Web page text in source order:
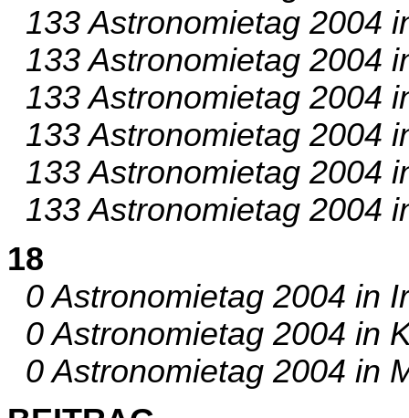
133 Astronomietag 2004
133 Astronomietag 2004
133 Astronomietag 2004
133 Astronomietag 2004
133 Astronomietag 2004
133 Astronomietag 2004
18
0 Astronomietag 2004 in
0 Astronomietag 2004 in
0 Astronomietag 2004 in